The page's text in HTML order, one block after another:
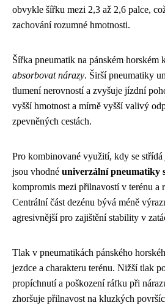
obvykle šířku mezi 2,3 až 2,6 palce,
zachování rozumné hmotnosti.
Šířka pneumatik na pánském
absorbovat nárazy. Širší pneumatiky
tlumení nerovností a zvyšuje jízdní
vyšší hmotnost a mírně vyšší valivý
zpevněných cestách.
Pro kombinované využití, kdy se
jsou vhodné univerzální pneumatiky
kompromis mezi přilnavostí v terénu
Centrální část dezénu bývá méně
agresivnější pro zajištění stability v
Tlak v pneumatikách pánského
jezdce a charakteru terénu. Nižší tlak
propíchnutí a poškození ráfku při
zhoršuje přilnavost na kluzkých